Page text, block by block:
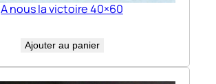
A nous la victoire 40×60
Ajouter au panier